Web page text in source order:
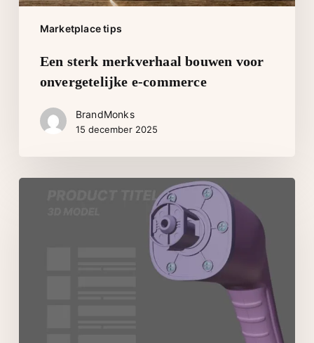
Marketplace tips
Een sterk merkverhaal bouwen voor
onvergetelijke e-commerce
BrandMonks
15 december 2025
Bol